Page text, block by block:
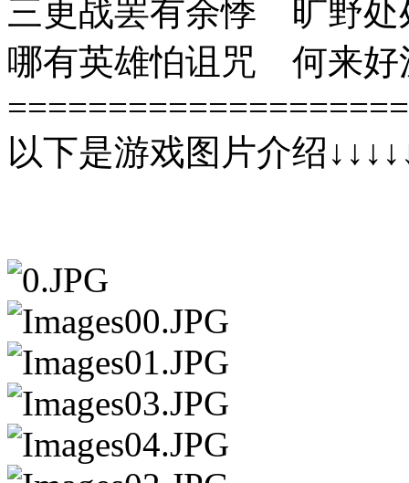
三更战罢有余悸 旷野
哪有英雄怕诅咒 何来
以下是游戏图片介绍